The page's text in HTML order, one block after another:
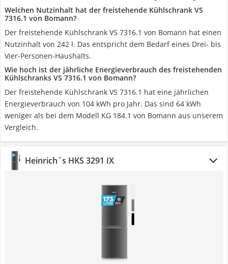
Welchen Nutzinhalt hat der freistehende Kühlschrank VS
7316.1 von Bomann?
Der freistehende Kühlschrank VS 7316.1 von Bomann hat einen
Nutzinhalt von 242 l. Das entspricht dem Bedarf eines Drei- bis
Vier-Personen-Haushalts.
Wie hoch ist der jährliche Energieverbrauch des freistehenden
Kühlschranks VS 7316.1 von Bomann?
Der freistehende Kühlschrank VS 7316.1 hat eine jährlichen
Energieverbrauch von 104 kWh pro Jahr. Das sind 64 kWh
weniger als bei dem Modell KG 184.1 von Bomann aus unserem
Vergleich.
Heinrich´s ‎HKS 3291 IX